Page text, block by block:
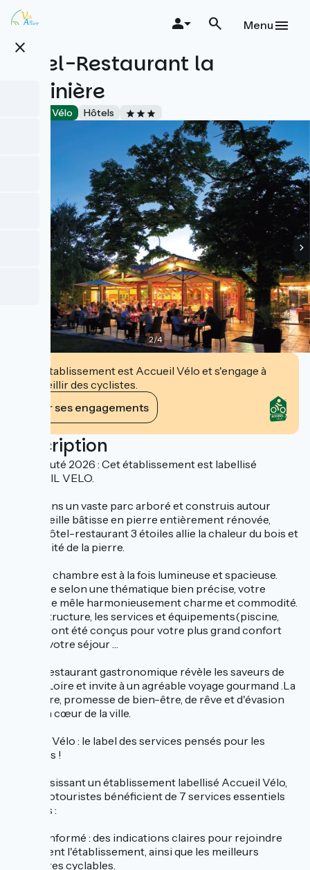
Aller
au
principal
close
Menu
Hôtel-Restaurant la
Sapinière
Accueil Vélo Hôtels
2/4
Cet établissement est Accueil Vélo et s'engage à
accueillir des cyclistes.
Voir ses engagements
Description
Nouveauté 2026 : Cet établissement est labellisé
ACCUEIL VELO.
Situé dans un vaste parc arboré et construis autour
d'une vieille bâtisse en pierre entièrement rénovée,
notre hôtel-restaurant 3 étoiles allie la chaleur du bois et
la rusticité de la pierre.
Chaque chambre est à la fois lumineuse et spacieuse.
Décorée selon une thématique bien précise, votre
chambre mêle harmonieusement charme et commodité.
L’infrastructure, les services et équipements(piscine,
jacuzzi) ont été conçus pour votre plus grand confort
lors de votre séjour …
Notre restaurant gastronomique révèle les saveurs de
Haute-Loire et invite à un agréable voyage gourmand .La
Sapinière, promesse de bien-être, de rêve et d'évasion
en plein cœur de la ville.
Accueil Vélo : le label des services pensés pour les
cyclistes !
En choisissant un établissement labellisé Accueil Vélo,
les cyclotouristes bénéficient de 7 services essentiels
garantis :
➤ Être informé : des indications claires pour rejoindre
facilement l'établissement, ainsi que les meilleurs
itinéraires cyclables.